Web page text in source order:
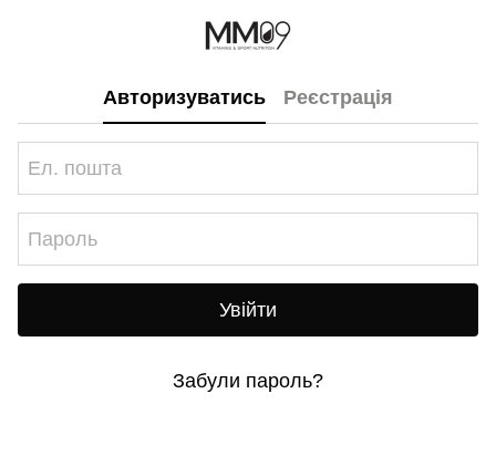
Авторизуватись Реєстрація
Увійти
Забули пароль?